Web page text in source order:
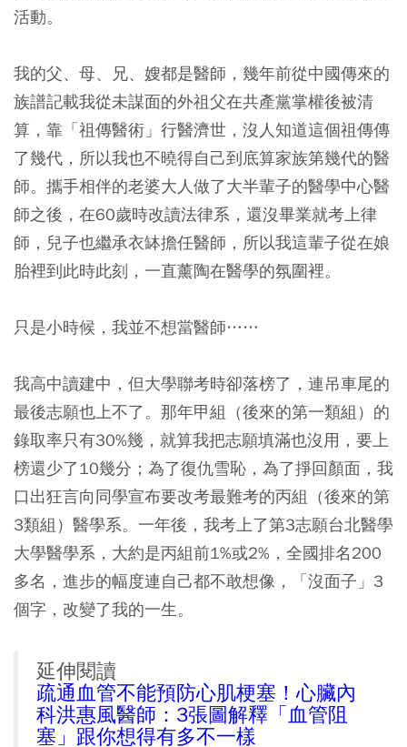
活動。
我的父、母、兄、嫂都是醫師，幾年前從中國傳來的
族譜記載我從未謀面的外祖父在共產黨掌權後被清
算，靠「祖傳醫術」行醫濟世，沒人知道這個祖傳傳
了幾代，所以我也不曉得自己到底算家族第幾代的醫
師。攜手相伴的老婆大人做了大半輩子的醫學中心醫
師之後，在60歲時改讀法律系，還沒畢業就考上律
師，兒子也繼承衣缽擔任醫師，所以我這輩子從在娘
胎裡到此時此刻，一直薰陶在醫學的氛圍裡。
只是小時候，我並不想當醫師……
我高中讀建中，但大學聯考時卻落榜了，連吊車尾的
最後志願也上不了。那年甲組（後來的第一類組）的
錄取率只有30%幾，就算我把志願填滿也沒用，要上
榜還少了10幾分；為了復仇雪恥，為了掙回顏面，我
口出狂言向同學宣布要改考最難考的丙組（後來的第
3類組）醫學系。一年後，我考上了第3志願台北醫學
大學醫學系，大約是丙組前1%或2%，全國排名200
多名，進步的幅度連自己都不敢想像，「沒面子」3
個字，改變了我的一生。
延伸閱讀
疏通血管不能預防心肌梗塞！心臟內
科洪惠風醫師：3張圖解釋「血管阻
塞」跟你想得有多不一樣